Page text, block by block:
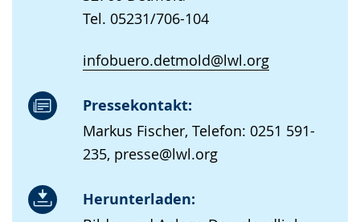
Tel. 05231/706-104
infobuero.detmold@lwl.org
Pressekontakt:
Markus Fischer, Telefon: 0251 591-
235, presse@lwl.org
Herunterladen: